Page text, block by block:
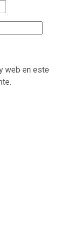
web en este